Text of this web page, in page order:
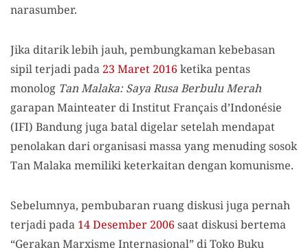
narasumber.
Jika ditarik lebih jauh, pembungkaman kebebasan
sipil terjadi pada 23 Maret 2016 ketika pentas
monolog Tan Malaka: Saya Rusa Berbulu Merah
garapan Mainteater di Institut Français d’Indonésie
(IFI) Bandung juga batal digelar setelah mendapat
penolakan dari organisasi massa yang menuding sosok
Tan Malaka memiliki keterkaitan dengan komunisme.
Sebelumnya, pembubaran ruang diskusi juga pernah
terjadi pada 14 Desember 2006 saat diskusi bertema
“Gerakan Marxisme Internasional” di Toko Buku